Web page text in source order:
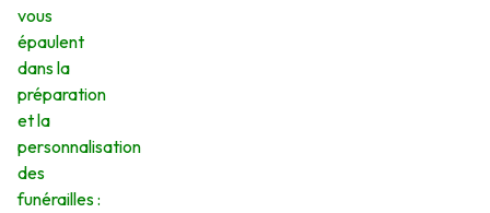
vous
épaulent
dans la
préparation
et la
personnalisation
des
funérailles :